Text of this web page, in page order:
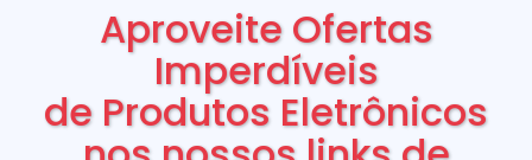
Aproveite Ofertas
Imperdíveis
de Produtos Eletrônicos